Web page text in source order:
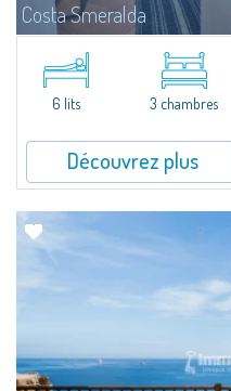
Costa Smeralda
​Elegant villetta for sale or rent in
featuring a condo swimming pool
Cala di Volpe.The Residence is
and...6 lits 3 chambres
Découvrez plus